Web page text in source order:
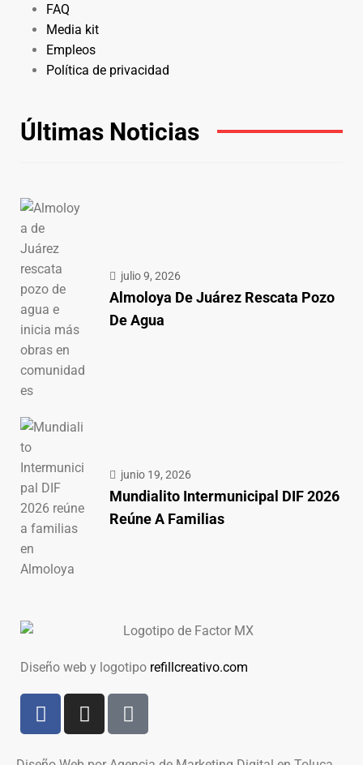
FAQ
Media kit
Empleos
Política de privacidad
Últimas Noticias
julio 9, 2026
Almoloya De Juárez Rescata Pozo
De Agua
junio 19, 2026
Mundialito Intermunicipal DIF 2026
Reúne A Familias
Diseño web y logotipo refillcreativo.com